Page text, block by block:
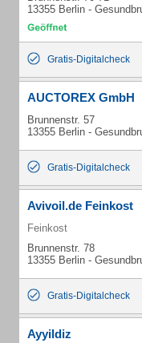
13355 Berlin -
Gratis-Digitalcheck
AUCTOREX GmbH
Brunnenstr. 57
13355 Berlin -
Gratis-Digitalcheck
Avivoil.de Feinkost
Feinkost
Brunnenstr. 78
13355 Berlin -
Gratis-Digitalcheck
Ayyildiz